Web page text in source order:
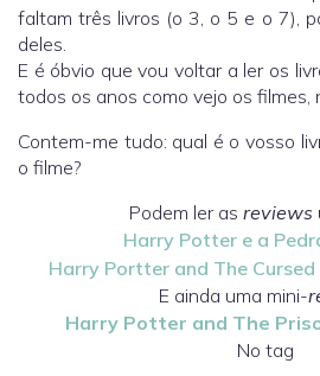
faltam três livros (o 3, o 5 e o 7),
deles.
E é óbvio que vou voltar a ler os
todos os anos como vejo os filmes,
Contem-me tudo: qual é o vosso
o filme?
Podem ler as reviews
Harry Potter e a
Harry Portter and The
E ainda uma mini-
Harry Potter and The
No tag